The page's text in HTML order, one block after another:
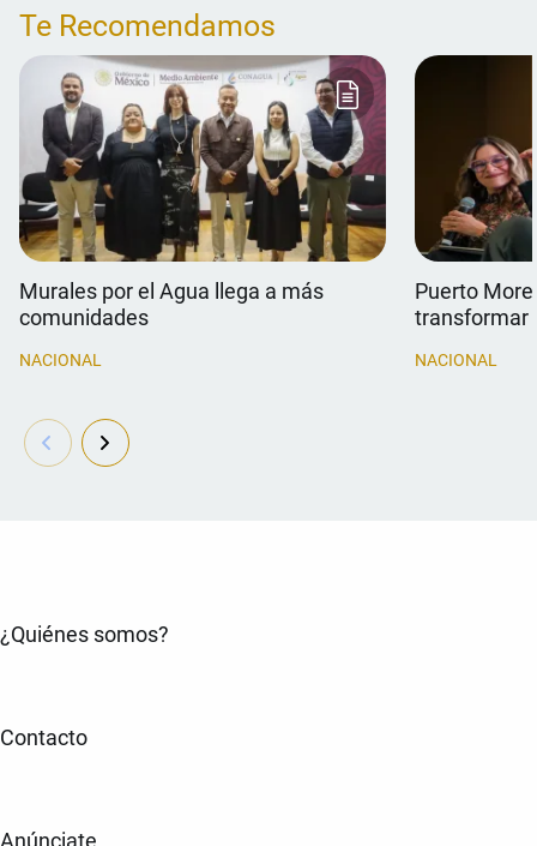
Te Recomendamos
Murales por el Agua llega a más
comunidades
NACIONAL
Puerto
transformar
NACIONAL
¿Quiénes somos?
Contacto
Anúnciate